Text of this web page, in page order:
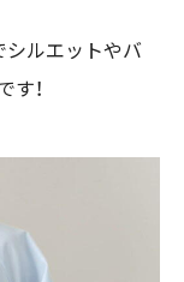
シルエットやバ
！